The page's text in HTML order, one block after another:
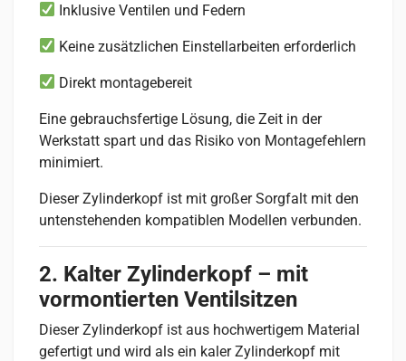
Inklusive Ventilen und Federn
Keine zusätzlichen Einstellarbeiten erforderlich
Direkt montagebereit
Eine gebrauchsfertige Lösung, die Zeit in der
Werkstatt spart und das Risiko von Montagefehlern
minimiert.
Dieser Zylinderkopf ist mit großer Sorgfalt mit den
untenstehenden kompatiblen Modellen verbunden.
2. Kalter Zylinderkopf – mit
vormontierten Ventilsitzen
Dieser Zylinderkopf ist aus hochwertigem Material
gefertigt und wird als ein kaler Zylinderkopf mit